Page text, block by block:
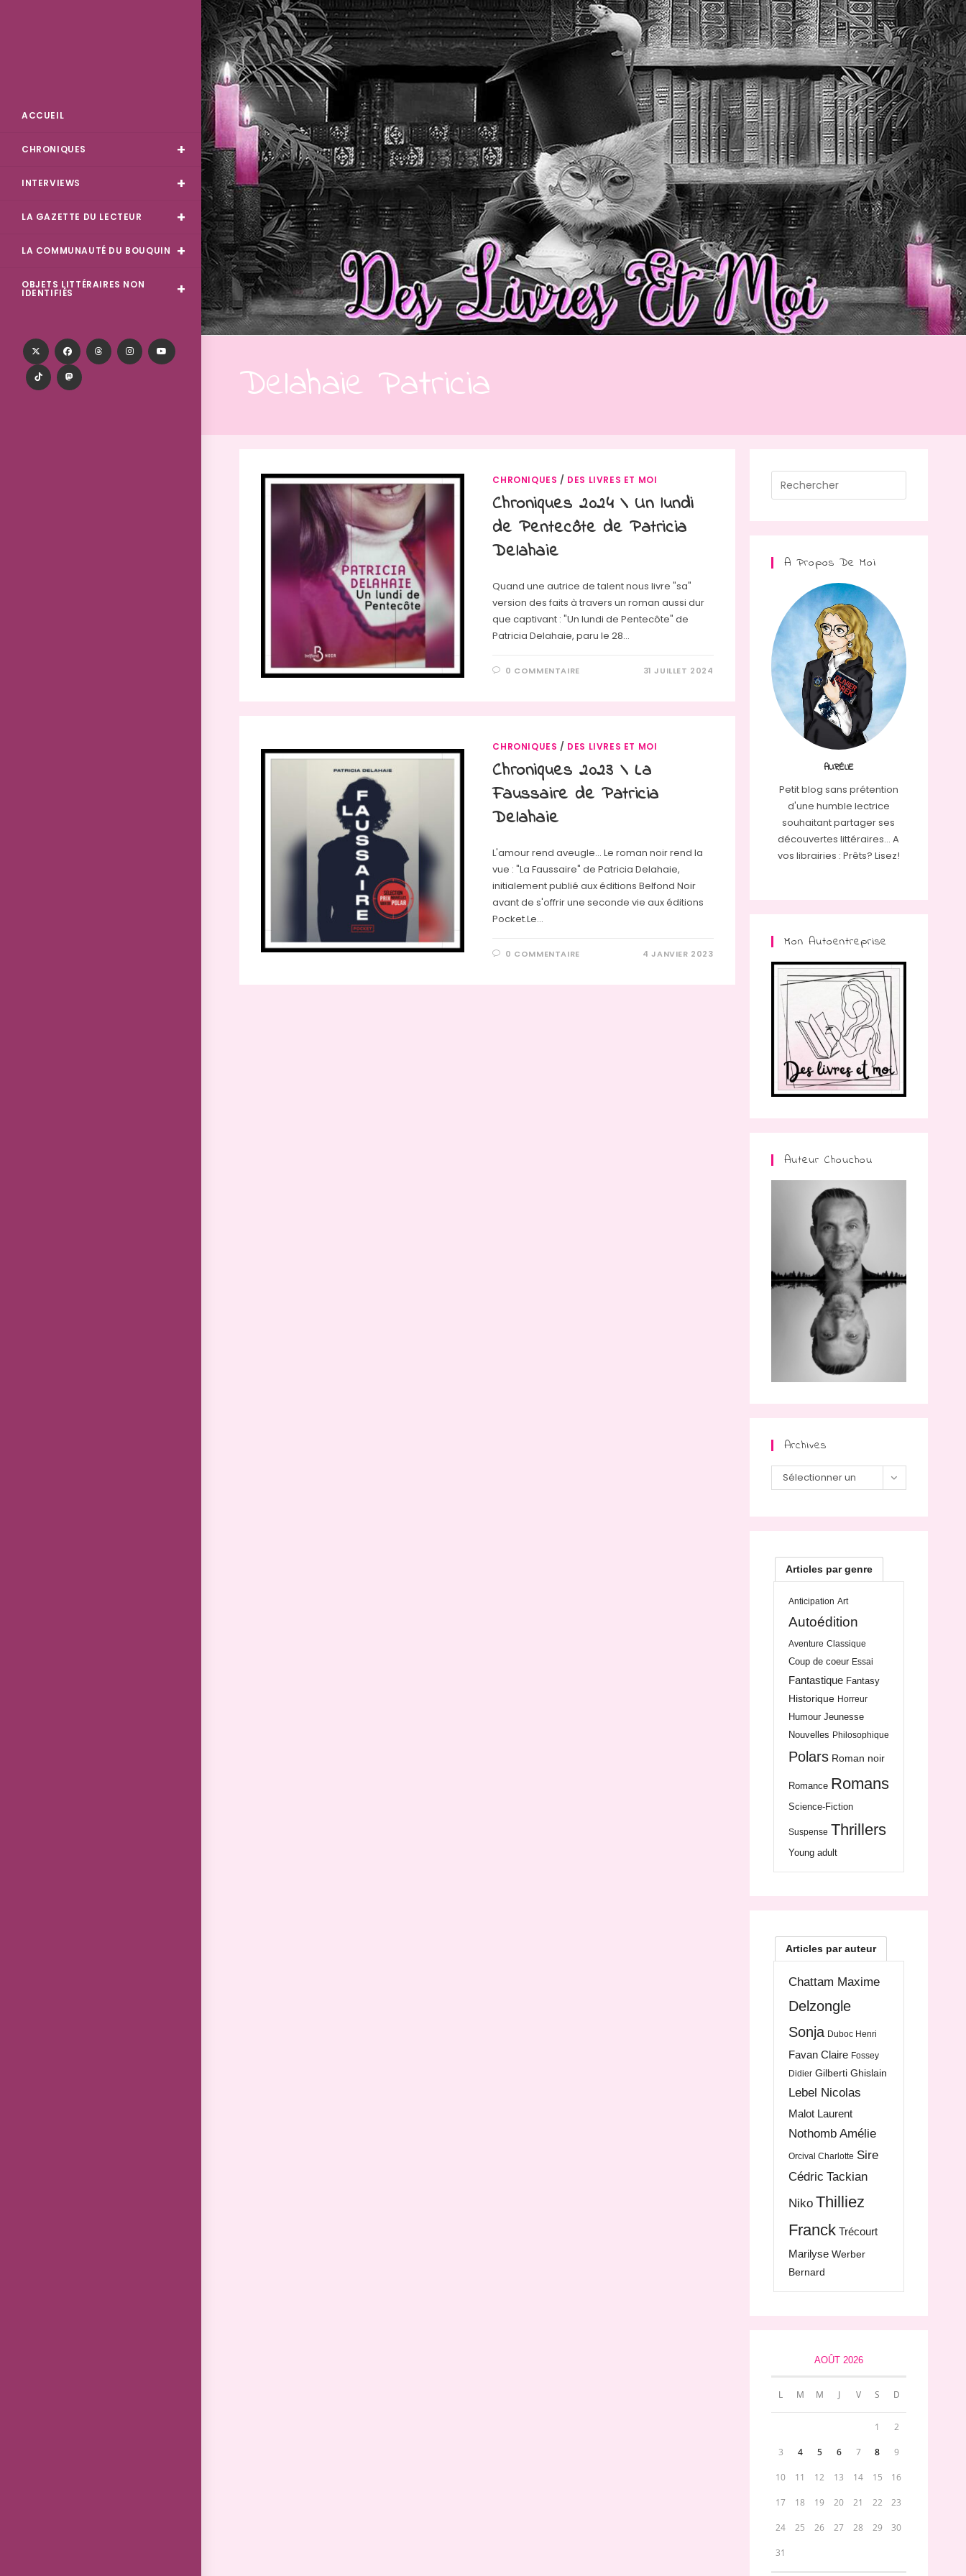
Skip
to
content
ACCUEIL
CHRONIQUES
INTERVIEWS
LA GAZETTE DU LECTEUR
LA COMMUNAUTÉ DU BOUQUIN
OBJETS LITTÉRAIRES NON
IDENTIFIÉS
Delahaie Patricia
CHRONIQUES / DES LIVRES ET MOI
Chroniques 2024 \ Un lundi
de Pentecôte de Patricia
Delahaie
Quand une autrice de talent nous livre "sa"
version des faits à travers un roman aussi dur
que captivant : "Un lundi de Pentecôte" de
Patricia Delahaie, paru le 28…
0 COMMENTAIRE 31 JUILLET 2024
CHRONIQUES / DES LIVRES ET MOI
Chroniques 2023 \ La
Faussaire de Patricia
Delahaie
L'amour rend aveugle... Le roman noir rend la
vue : "La Faussaire" de Patricia Delahaie,
initialement publié aux éditions Belfond Noir
avant de s'offrir une seconde vie aux éditions
Pocket.Le…
0 COMMENTAIRE 4 JANVIER 2023
Escape
A Propos De Moi
AURÉLIE
Petit blog sans prétention
d'une humble lectrice
souhaitant partager ses
découvertes littéraires... A
vos librairies : Prêts? Lisez!
Mon Autoentreprise
Auteur Chouchou
Archives
Archives
Sélectionner un
Articles par genre
Anticipation Art
Autoédition
Aventure Classique
Coup de coeur Essai
Fantastique Fantasy
Historique Horreur
Humour Jeunesse
Nouvelles Philosophique
Polars Roman noir
Romance Romans
Science-Fiction
Suspense Thrillers
Young adult
Articles par auteur
Chattam Maxime
Delzongle
Sonja Duboc Henri
Favan Claire Fossey
Didier Gilberti Ghislain
Lebel Nicolas
Malot Laurent
Nothomb Amélie
Orcival Charlotte Sire
Cédric Tackian
Niko Thilliez
Franck Trécourt
Marilyse Werber
Bernard
AOÛT 2026
L M M J V S D
1 2
3 4 5 6 7 8 9
10 11 12 13 14 15 16
17 18 19 20 21 22 23
24 25 26 27 28 29 30
31